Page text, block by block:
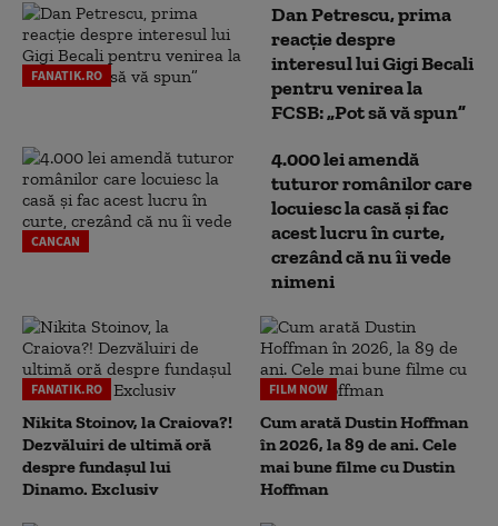
FANATIK.RO
Dan Petrescu, prima
reacție despre
interesul lui Gigi Becali
pentru venirea la
FCSB: „Pot să vă spun”
CANCAN
4.000 lei amendă
tuturor românilor care
locuiesc la casă și fac
acest lucru în curte,
crezând că nu îi vede
nimeni
FANATIK.RO
Nikita Stoinov, la Craiova?!
Dezvăluiri de ultimă oră
despre fundașul lui
Dinamo. Exclusiv
FILM NOW
Cum arată Dustin Hoffman
în 2026, la 89 de ani. Cele
mai bune filme cu Dustin
Hoffman